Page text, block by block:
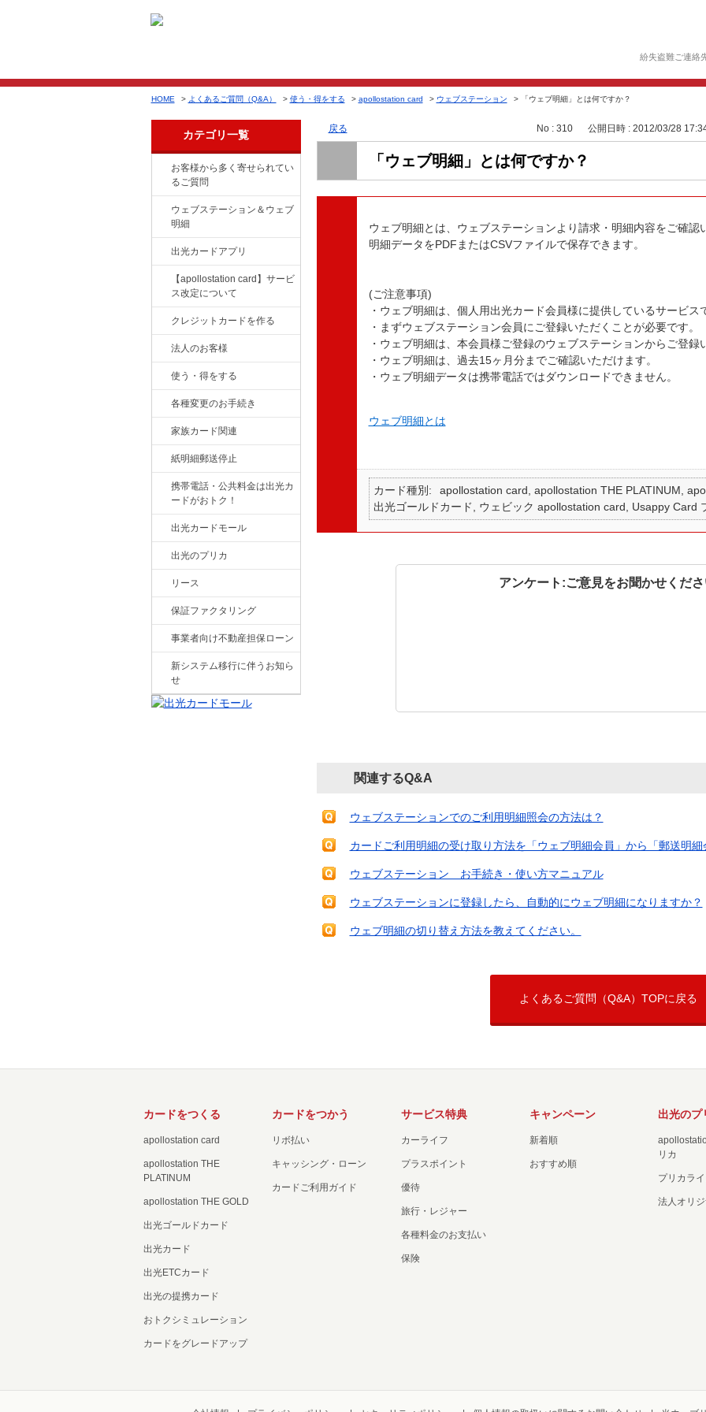
紛失盗難ご連絡
HOME > よくあるご質問（Q&A） > 使う・得をする > apollostation card > ウェブステーション > 「ウェブ明細」とは何ですか？
カテゴリ一覧
お客様から多く寄せられてい
るご質問
ウェブステーション＆ウェブ
明細
出光カードアプリ
【apollostation card】サービ
ス改定について
クレジットカードを作る
法人のお客様
使う・得をする
各種変更のお手続き
家族カード関連
紙明細郵送停止
携帯電話・公共料金は出光カ
ードがおトク！
出光カードモール
出光のプリカ
リース
保証ファクタリング
事業者向け不動産担保ローン
新システム移行に伴うお知ら
せ
戻る No : 310 公開日時 : 2012/03/28
「ウェブ明細」とは何ですか？
ウェブ明細とは、ウェブステーションより請求・明細内容をご確認
明細データをPDFまたはCSVファイルで保存できます。
(ご注意事項)
・ウェブ明細は、個人用出光カード会員様に提供しているサービス
・まずウェブステーション会員にご登録いただくことが必要です。
・ウェブ明細は、本会員様ご登録のウェブステーションからご登録
・ウェブ明細は、過去15ヶ月分までご確認いただけます。
・ウェブ明細データは携帯電話ではダウンロードできません。
ウェブ明細とは
カード種別
apollostation card, apollostation THE PLATINUM,
出光ゴールドカード, ウェビック apollostation card, Usappy Card
アンケート:ご意見をお聞かせくだ
関連するQ&A
ウェブステーションでのご利用明細照会の方法は？
カードご利用明細の受け取り方法を「ウェブ明細会員」から「郵送明細
ウェブステーション お手続き・使い方マニュアル
ウェブステーションに登録したら、自動的にウェブ明細になりますか？
ウェブ明細の切り替え方法を教えてください。
よくあるご質問（Q&A）TOPに戻る
カードをつくる
apollostation card
apollostation THE
PLATINUM
apollostation THE GOLD
出光ゴールドカード
出光カード
出光ETCカード
出光の提携カード
おトクシミュレーション
カードをグレードアップ
カードをつかう
リボ払い
キャッシング・ローン
カードご利用ガイド
サービス特典
カーライフ
プラスポイント
優待
旅行・レジャー
各種料金のお支払い
保険
キャンペーン
新着順
おすすめ順
出光のプ
リカ
プリカラ
法人オリ